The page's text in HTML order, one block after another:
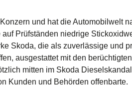
und hat die Automobilwelt
Prüfständen niedrige
Skoda, die als zuverlässige und
ausgestattet mit den
mitten im Skoda Dieselskandal
Kunden und Behörden offenbarte.